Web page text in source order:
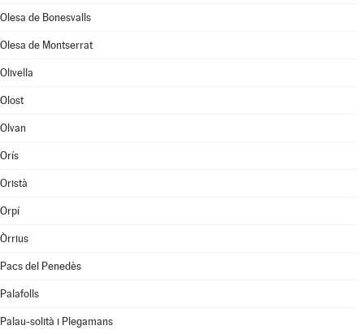
Olesa de Bonesvalls
Olesa de Montserrat
Olivella
Olost
Olvan
Orís
Oristà
Orpí
Òrrius
Pacs del Penedès
Palafolls
Palau-solità i Plegamans